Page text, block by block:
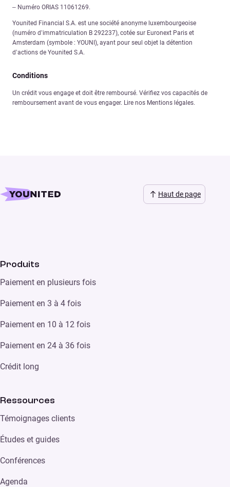
– Numéro ORIAS 11061269.
Younited Financial S.A. est une société anonyme luxembourgeoise
(numéro d’immatriculation B 292237), cotée sur Euronext Paris et
Amsterdam (symbole : YOUNI), ayant pour seul objet la détention
d’actions de Younited S.A.
Conditions
Un crédit vous engage et doit être remboursé. Vérifiez vos capacités de
remboursement avant de vous engager. Lire nos Mentions légales.
Haut de page
Produits
Paiement en plusieurs fois
Paiement en 3 à 4 fois
Paiement en 10 à 12 fois
Paiement en 24 à 36 fois
Crédit long
Ressources
Témoignages clients
Études et guides
Conférences
Agenda